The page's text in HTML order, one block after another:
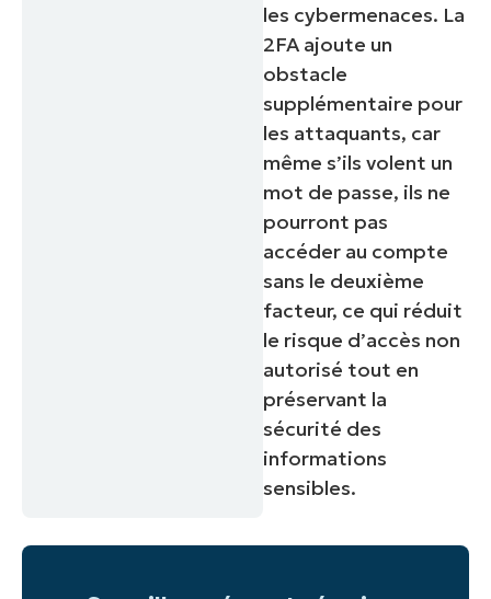
les cybermenaces. La
2FA ajoute un
obstacle
supplémentaire pour
les attaquants, car
même s’ils volent un
mot de passe, ils ne
pourront pas
accéder au compte
sans le deuxième
facteur, ce qui réduit
le risque d’accès non
autorisé tout en
préservant la
sécurité des
informations
sensibles.